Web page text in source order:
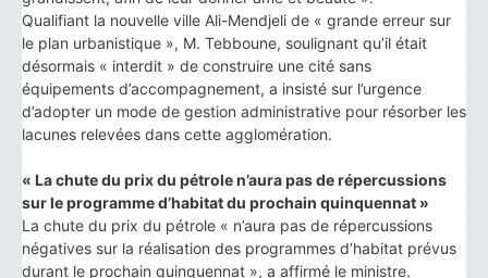
Qualifiant la nouvelle ville Ali-Mendjeli de « grande erreur sur
le plan urbanistique », M. Tebboune, soulignant qu’il était
désormais « interdit » de construire une cité sans
équipements d’accompagnement, a insisté sur l’urgence
d’adopter un mode de gestion administrative pour résorber les
lacunes relevées dans cette agglomération.
« La chute du prix du pétrole n’aura pas de répercussions
sur le programme d’habitat du prochain quinquennat »
La chute du prix du pétrole « n’aura pas de répercussions
négatives sur la réalisation des programmes d’habitat prévus
durant le prochain quinquennat », a affirmé le ministre.